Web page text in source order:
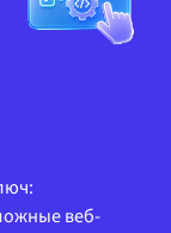
веб-